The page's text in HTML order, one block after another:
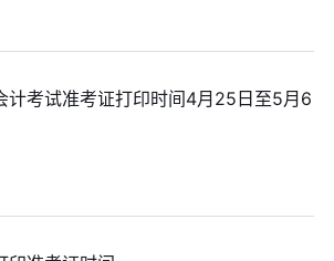
计考试准考证打印时间4月25日至5月6